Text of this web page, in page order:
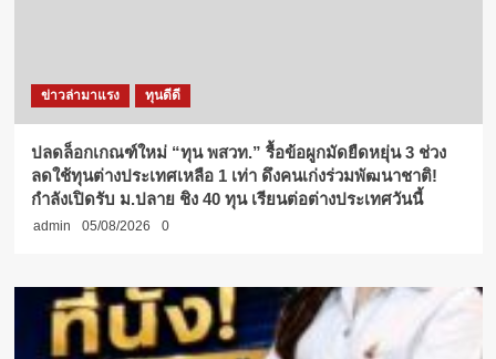
ข่าวล่ามาแรง ทุนดีดี
ปลดล็อกเกณฑ์ใหม่ “ทุน พสวท.” รื้อข้อผูกมัดยืดหยุ่น 3 ช่วง
ลดใช้ทุนต่างประเทศเหลือ 1 เท่า ดึงคนเก่งร่วมพัฒนาชาติ!
กำลังเปิดรับ ม.ปลาย ชิง 40 ทุน เรียนต่อต่างประเทศวันนี้
admin 05/08/2026 0